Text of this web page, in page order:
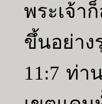
พระเจ้
ขึ้นอย่าง
11:7 ท่า